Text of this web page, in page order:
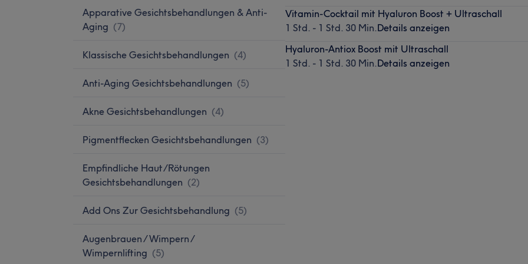
Apparative Gesichtsbehandlungen & Anti-
Aging (7)
Klassische Gesichtsbehandlungen (4)
Anti-Aging Gesichtsbehandlungen (5)
Akne Gesichtsbehandlungen (4)
Pigmentflecken Gesichtsbehandlungen (3)
Empfindliche Haut/Rötungen
Gesichtsbehandlungen (2)
Add Ons Zur Gesichtsbehandlung (5)
Augenbrauen / Wimpern /
Wimpernlifting (5)
Vitamin-Cocktail mit Hyaluron Boost + Ultraschall
1 Std. - 1 Std. 30 Min.Details anzeigen
Hyaluron-Antiox Boost mit Ultraschall
1 Std. - 1 Std. 30 Min.Details anzeigen